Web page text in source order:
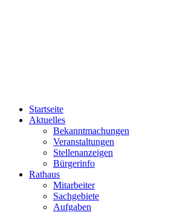
Startseite
Aktuelles
Bekanntmachungen
Veranstaltungen
Stellenanzeigen
Bürgerinfo
Rathaus
Mitarbeiter
Sachgebiete
Aufgaben